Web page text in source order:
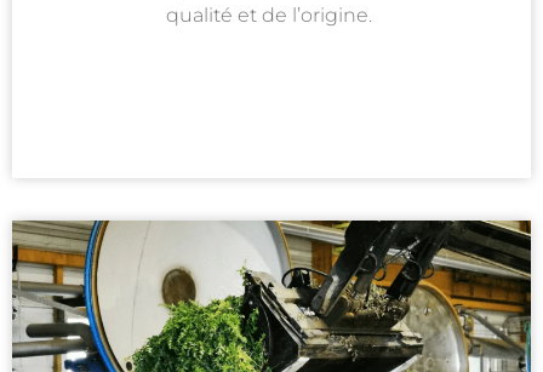
qualité et de l’origine.